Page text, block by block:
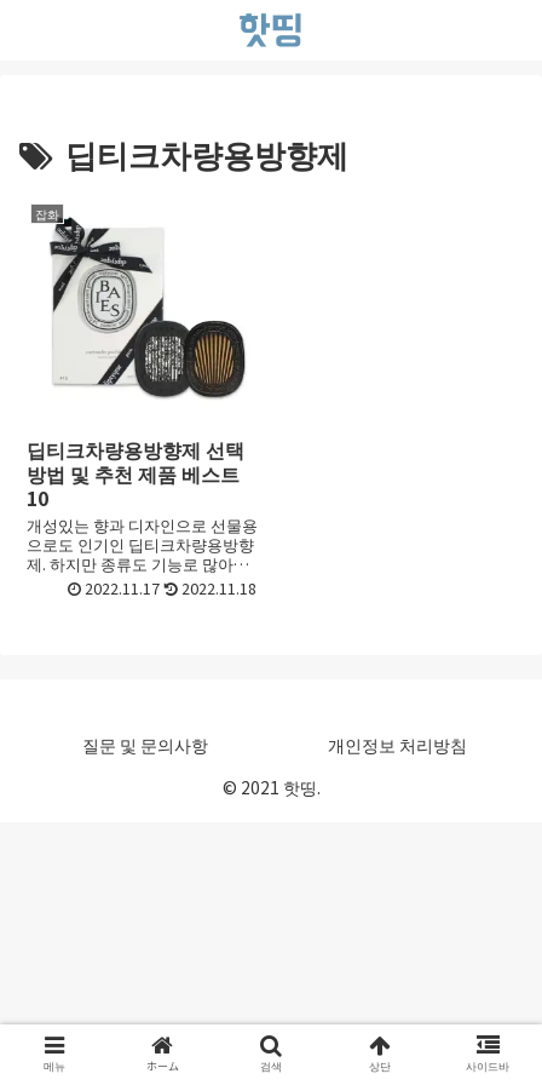
딥티크차량용방향제
잡화
딥티크차량용방향제 선택
방법 및 추천 제품 베스트
10
개성있는 향과 디자인으로 선물용
으로도 인기인 딥티크차량용방향
제. 하지만 종류도 기능로 많아서
어떤 딥티크차량용방향제를 골라
야 할지 선택하기가 어려울 때가
2022.11.17 2022.11.18
질문 및 문의사항
개인정보 처리방침
© 2021 핫띵.
메뉴 ホーム 검색 상단 사이드바